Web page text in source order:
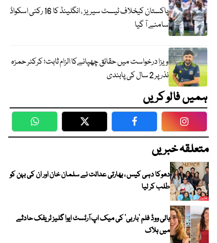
پاکستان کیخلاف ٹیسٹ سیریز ، انگلینڈ کا 16 رکنی اسکواڈ
سامنے آ گیا
ویزا درخواست میں حقائق چھپانےکا الزام ثابت؛ کرکٹر حمزہ
نذر پر 2 سال کی پابندی
ہمیں فالو کریں
WhatsApp Twitter Facebook
متعلقہ خبریں
دھوکا دہی کیس ، بھارتی عدالت نے سلمان خان اور ان کی بہن کو
طلب کر لیا
ہالی ووڈ فلم ’باربی‘ کی میک اپ آرٹسٹ ایوا گلیز ٹریفک حادثے
میں ہلاک